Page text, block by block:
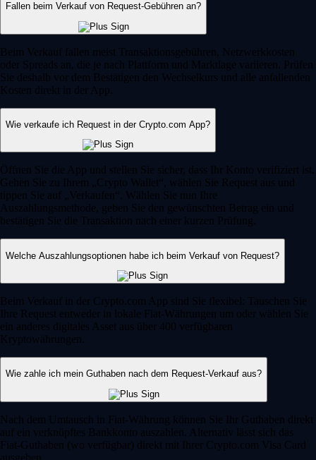
Fallen beim Verkauf von Request-Gebühren an?
Beim Verkauf fallen meist Transaktionsgebühren, Netzwerkkosten
oder Spreads an, die je nach Plattform und Marktlage variieren. Prüfen
Sie deshalb vor dem Bestätigen den Wechselkurs und alle anfallenden
Kosten direkt in der App.
Wie verkaufe ich Request in der Crypto.com App?
Öffnen Sie die App und stellen Sie sicher, dass Ihr Konto verifiziert ist.
Gehen Sie zu Ihrem „Crypto Wallet“, wählen Sie Request aus und
tippen Sie auf „Verkaufen“. Wählen Sie nun Ihre
Auszahlungsmethode, geben Sie den gewünschten Betrag ein und
bestätigen Sie die Transaktion nach einer kurzen Prüfung.
Welche Auszahlungsoptionen habe ich beim Verkauf von Request?
Beim Verkauf in der Crypto.com App sind Sie flexibel: Tauschen Sie
Ihre Request entweder in lokale Fiat-Währungen um oder wählen Sie
ein anderes digitales Asset aus über 400 verfügbaren
Kryptowährungen.
Wie zahle ich mein Guthaben nach dem Request-Verkauf aus?
Nach dem Umtausch in Fiat-Währung können Sie Ihr Guthaben direkt
auf ein verknüpftes Bankkonto auszahlen. Alternativ lässt sich das
Fiat-Guthaben (wo verfügbar) direkt mit Ihrer Crypto.com Visa Card
ausgeben.